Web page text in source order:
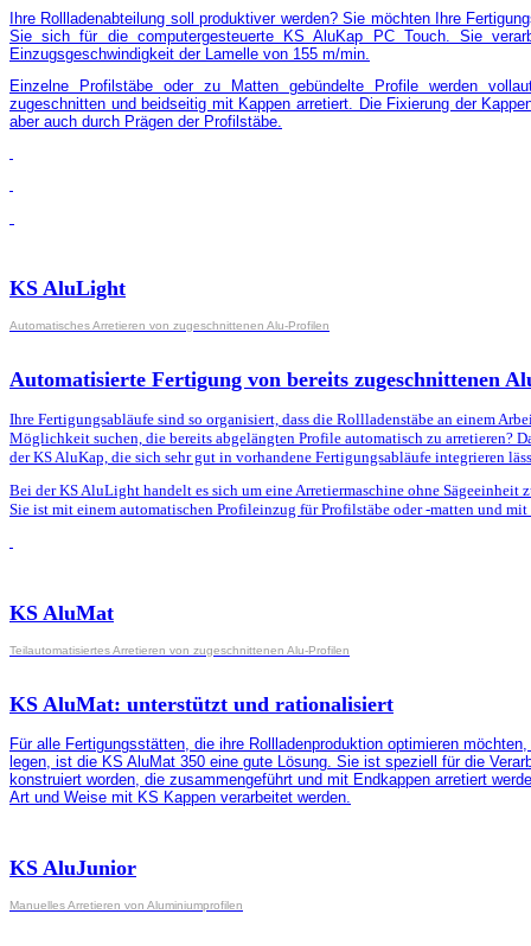
Ihre Rollladenabteilung soll produktiver werden? Sie möchten Ihre
Sie sich für die computergesteuerte KS AluKap PC Touch. Sie
Einzugsgeschwindigkeit der Lamelle von 155 m/min.
Einzelne Profilstäbe oder zu Matten gebündelte Profile werden
zugeschnitten und beidseitig mit Kappen arretiert. Die Fixierung der
aber auch durch Prägen der Profilstäbe.
KS AluLight
Automatisches Arretieren von zugeschnittenen Alu-Profilen
Automatisierte Fertigung von bereits zugeschnittenen
Ihre Fertigungsabläufe sind so organisiert, dass die Rollladenstäbe an einem
Möglichkeit suchen, die bereits abgelängten Profile automatisch zu arretieren?
der KS AluKap, die sich sehr gut in vorhandene Fertigungsabläufe integrieren
Bei der KS AluLight handelt es sich um eine Arretiermaschine ohne
Sie ist mit einem automatischen Profileinzug für Profilstäbe oder -matten und
KS AluMat
Teilautomatisiertes Arretieren von zugeschnittenen Alu-Profilen
KS AluMat: unterstützt und rationalisiert
Für alle Fertigungsstätten, die ihre Rollladenproduktion optimieren
legen, ist die KS AluMat 350 eine gute Lösung. Sie ist speziell für die
konstruiert worden, die zusammengeführt und mit Endkappen arretiert
Art und Weise mit KS Kappen verarbeitet werden.
KS AluJunior
Manuelles Arretieren von Aluminiumprofilen